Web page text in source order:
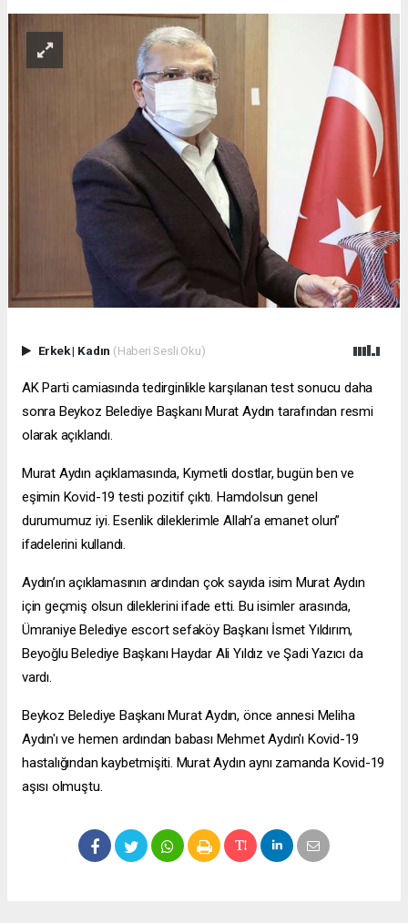
Erkek| Kadın (Haberi Sesli Oku)
AK Parti camiasında tedirginlikle karşılanan test sonucu daha
sonra Beykoz Belediye Başkanı Murat Aydın tarafından resmi
olarak açıklandı.
Murat Aydın açıklamasında, Kıymetli dostlar, bugün ben ve
eşimin Kovid-19 testi pozitif çıktı. Hamdolsun genel
durumumuz iyi. Esenlik dileklerimle Allah’a emanet olun”
ifadelerini kullandı.
Aydın’ın açıklamasının ardından çok sayıda isim Murat Aydın
için geçmiş olsun dileklerini ifade etti. Bu isimler arasında,
Ümraniye Belediye escort sefaköyBaşkanı İsmet Yıldırım,
Beyoğlu Belediye Başkanı Haydar Ali Yıldız ve Şadi Yazıcı da
vardı.
Beykoz Belediye Başkanı Murat Aydın, önce annesi Meliha
Aydın'ı ve hemen ardından babası Mehmet Aydın'ı Kovid-19
hastalığından kaybetmişiti. Murat Aydın aynı zamanda Kovid-19
aşısı olmuştu.